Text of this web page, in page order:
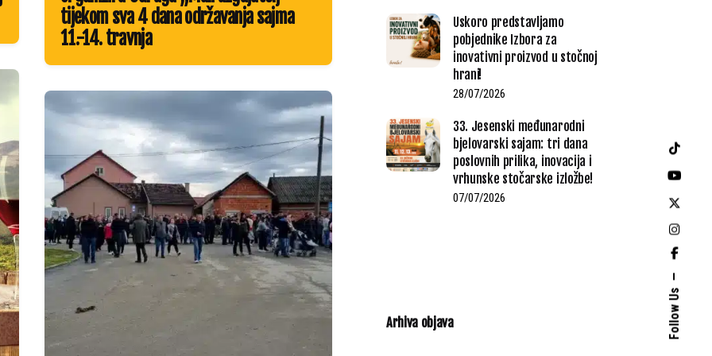
Follow Us
tijekom sva 4 dana održavanja sajma
11.-14. travnja
Uskoro predstavljamo
pobjednike Izbora za
inovativni proizvod u stočnoj
hrani!
28/07/2026
33. Jesenski međunarodni
bjelovarski sajam: tri dana
poslovnih prilika, inovacija i
vrhunske stočarske izložbe!
07/07/2026
Arhiva objava